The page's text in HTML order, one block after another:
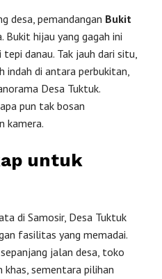
desa, pemandangan Bukit
Bukit hijau yang gagah ini
danau. Tak jauh dari situ,
indah di antara perbukitan,
Desa Tuktuk.
pun tak bosan
kamera.
untuk
di Samosir, Desa Tuktuk
fasilitas yang memadai.
jalan desa, toko
khas, sementara pilihan